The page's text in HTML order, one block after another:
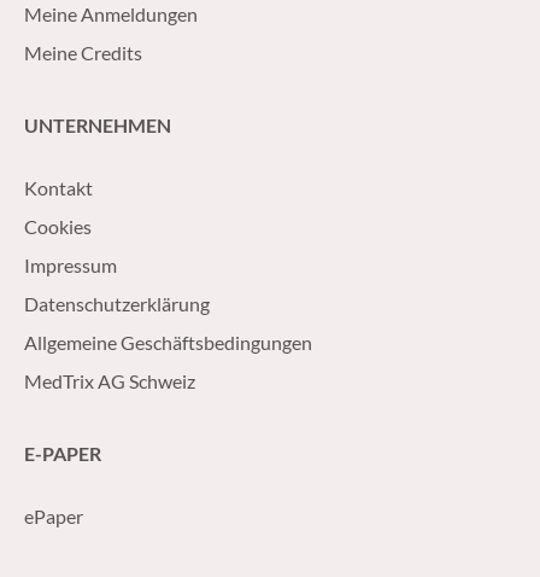
Meine Anmeldungen
Meine Credits
UNTERNEHMEN
Kontakt
Cookies
Impressum
Datenschutzerklärung
Allgemeine Geschäftsbedingungen
MedTrix AG Schweiz
E-PAPER
ePaper